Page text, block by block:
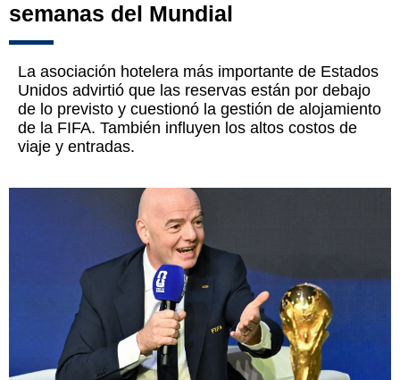
semanas del Mundial
La asociación hotelera más importante de Estados
Unidos advirtió que las reservas están por debajo
de lo previsto y cuestionó la gestión de alojamiento
de la FIFA. También influyen los altos costos de
viaje y entradas.